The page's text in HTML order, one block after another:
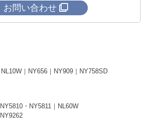
お問い合わせ
NL10W NY656 NY909
NY758SD
NY5810・NY5811
NL60W
NY9262